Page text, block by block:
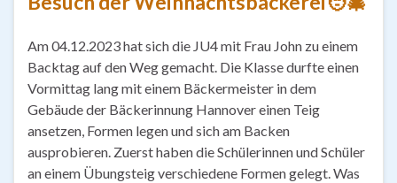
Am 04.12.2023 hat sich die JU4 mit Frau John zu einem
Backtag auf den Weg gemacht. Die Klasse durfte einen
Vormittag lang mit einem Bäckermeister in dem
Gebäude der Bäckerinnung Hannover einen Teig
ansetzen, Formen legen und sich am Backen
ausprobieren. Zuerst haben die Schülerinnen und Schüler
an einem Übungsteig verschiedene Formen gelegt. Was